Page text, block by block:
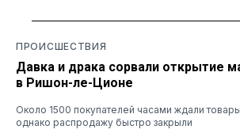
ПРОИСШЕСТВИЯ
Давка и драка сорвали открытие
в Ришон-ле-Ционе
Около 1500 покупателей часами ждали
однако распродажу быстро закрыли